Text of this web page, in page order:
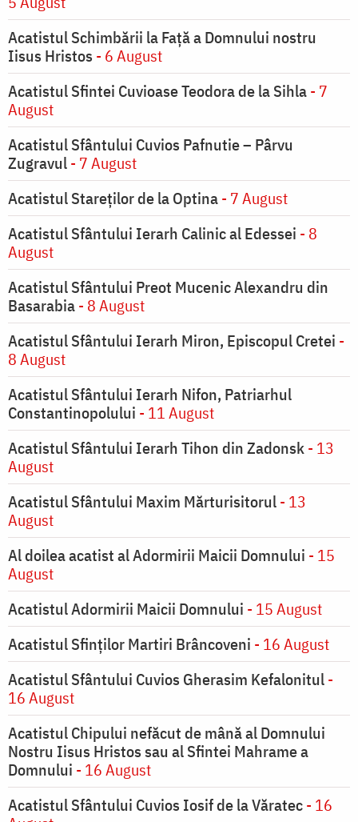
Acatistul Schimbării la Faţă a Domnului nostru
Iisus Hristos - 6 August
Acatistul Sfintei Cuvioase Teodora de la Sihla- 7
August
Acatistul Sfântului Cuvios Pafnutie – Pârvu
Zugravul- 7 August
Acatistul Stareţilor de la Optina- 7 August
Acatistul Sfântului Ierarh Calinic al Edessei - 8
August
Acatistul Sfântului Preot Mucenic Alexandru din
Basarabia- 8 August
Acatistul Sfântului Ierarh Miron, Episcopul Cretei -
8 August
Acatistul Sfântului Ierarh Nifon, Patriarhul
Constantinopolului - 11 August
Acatistul Sfântului Ierarh Tihon din Zadonsk- 13
August
Acatistul Sfântului Maxim Mărturisitorul- 13
August
Al doilea acatist al Adormirii Maicii Domnului - 15
August
Acatistul Adormirii Maicii Domnului - 15 August
Acatistul Sfinților Martiri Brâncoveni - 16 August
Acatistul Sfântului Cuvios Gherasim Kefalonitul-
16 August
Acatistul Chipului nefăcut de mână al Domnului
Nostru Iisus Hristos sau al Sfintei Mahrame a
Domnului - 16 August
Acatistul Sfântului Cuvios Iosif de la Văratec- 16